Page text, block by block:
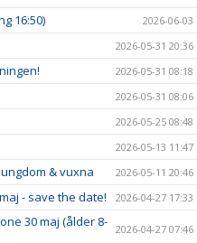
16:50) 2026-06-03
2026-05-31 20:36
2026-05-31 08:18
2026-05-31 08:06
2026-05-25 08:48
2026-05-13 11:47
& vuxna 2026-05-11 20:46
- save the date! 2026-04-27 17:33
30 maj (ålder 8- 2026-04-27 07:46